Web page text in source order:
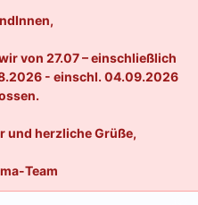
von 27.07 – einschließlich
- einschl. 04.09.2026
und herzliche Grüße,
Team